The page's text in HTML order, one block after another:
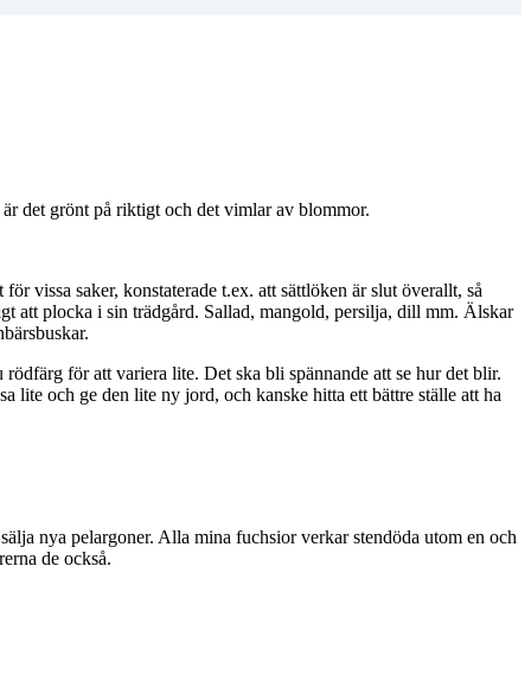
det grönt på riktigt och det vimlar av blommor.
vissa saker, konstaterade t.ex. att sättlöken är slut överallt, så
att plocka i sin trädgård. Sallad, mangold, persilja, dill mm. Älskar
för att variera lite. Det ska bli spännande att se hur det blir.
lite och ge den lite ny jord, och kanske hitta ett bättre ställe att ha
nya pelargoner. Alla mina fuchsior verkar stendöda utom en och
de också.